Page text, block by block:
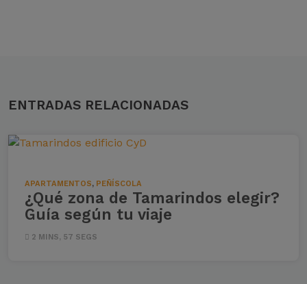
ENTRADAS RELACIONADAS
APARTAMENTOS, PEÑÍSCOLA
¿Qué zona de Tamarindos elegir?
Guía según tu viaje
2 MINS, 57 SEGS